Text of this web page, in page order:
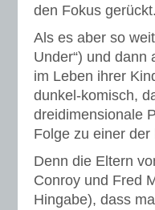
den Fokus gerückt.
Als es aber so
Under“) und
im Leben ihrer
dunkel-komisch,
dreidimensionale
Folge zu einer
Denn die Eltern
Conroy und Fred
Hingabe), dass